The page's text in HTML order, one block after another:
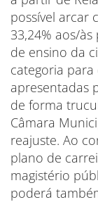
possível arcar
33,24% aos/
de ensino da
categoria
apresentadas
de forma
Câmara
reajuste. Ao
plano de
magistério
poderá